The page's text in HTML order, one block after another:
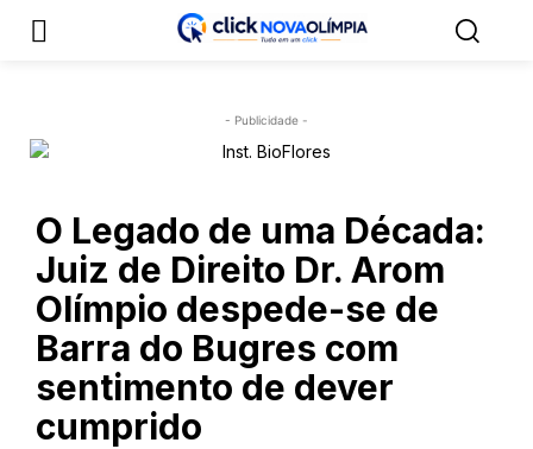
- Publicidade -
O Legado de uma Década:
Juiz de Direito Dr. Arom
Olímpio despede-se de
Barra do Bugres com
sentimento de dever
cumprido